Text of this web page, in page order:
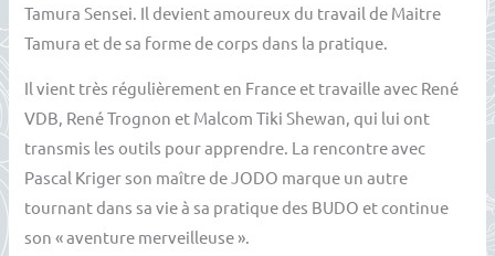
Tamura Sensei. Il devient amoureux du travail de Maitre
Tamura et de sa forme de corps dans la pratique.
Il vient très régulièrement en France et travaille avec René
VDB, René Trognon et Malcom Tiki Shewan, qui lui ont
transmis les outils pour apprendre. La rencontre avec
Pascal Kriger son maître de JODO marque un autre
tournant dans sa vie à sa pratique des BUDO et continue
son « aventure merveilleuse ».